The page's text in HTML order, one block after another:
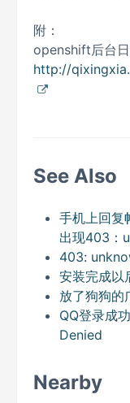
附：
openshift后台日
http://
See Also
手机上回复
出现403：
403:
安装完成以
放了狗狗的
QQ登录成
Denied
Nearby